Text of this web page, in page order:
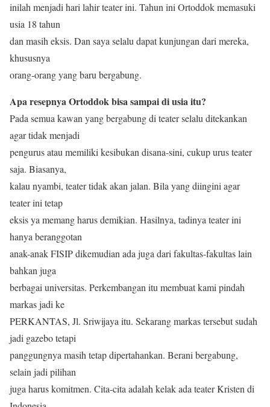
inilah menjadi hari lahir teater ini. Tahun ini Ortoddok memasuki
usia 18 tahun
dan masih eksis. Dan saya selalu dapat kunjungan dari mereka,
khususnya
orang-orang yang baru bergabung.
Apa resepnya Ortoddok bisa sampai di usia itu?
Pada semua kawan yang bergabung di teater selalu ditekankan
agar tidak menjadi
pengurus atau memiliki kesibukan disana-sini, cukup urus teater
saja. Biasanya,
kalau nyambi, teater tidak akan jalan. Bila yang diingini agar
teater ini tetap
eksis ya memang harus demikian. Hasilnya, tadinya teater ini
hanya beranggotan
anak-anak FISIP dikemudian ada juga dari fakultas-fakultas lain
bahkan juga
berbagai universitas. Perkembangan itu membuat kami pindah
markas jadi ke
PERKANTAS, Jl. Sriwijaya itu. Sekarang markas tersebut sudah
jadi gazebo tetapi
panggungnya masih tetap dipertahankan. Berani bergabung,
selain jadi pilihan
juga harus komitmen. Cita-cita adalah kelak ada teater Kristen di